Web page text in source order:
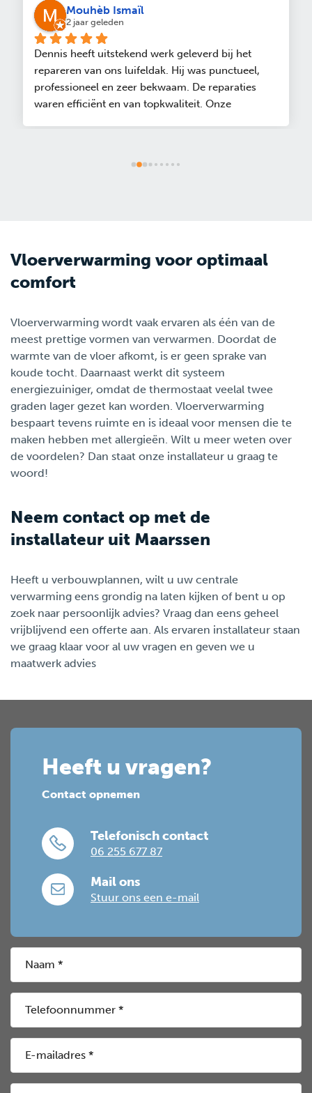
Mouhèb Ismaïl
2 jaar geleden
Dennis heeft uitstekend werk geleverd bij het
repareren van ons luifeldak. Hij was punctueel,
professioneel en zeer bekwaam. De reparaties
waren efficiënt en van topkwaliteit. Onze
lekkende radiateur, hij kwam snel en loste de zaak
Vloerverwarming voor optimaal
comfort
Vloerverwarming wordt vaak ervaren als één van de
meest prettige vormen van verwarmen. Doordat de
warmte van de vloer afkomt, is er geen sprake van
koude tocht. Daarnaast werkt dit systeem
energiezuiniger, omdat de thermostaat veelal twee
graden lager gezet kan worden. Vloerverwarming
bespaart tevens ruimte en is ideaal voor mensen die te
maken hebben met allergieën. Wilt u meer weten over
de voordelen? Dan staat onze installateur u graag te
woord!
Neem contact op met de
installateur uit Maarssen
Heeft u verbouwplannen, wilt u uw centrale
verwarming eens grondig na laten kijken of bent u op
zoek naar persoonlijk advies? Vraag dan eens geheel
vrijblijvend een offerte aan. Als ervaren installateur staan
we graag klaar voor al uw vragen en geven we u
maatwerk advies
Heeft u vragen?
Contact opnemen
Telefonisch contact
06 255 677 87
Mail ons
Stuur ons een e-mail
mailadres